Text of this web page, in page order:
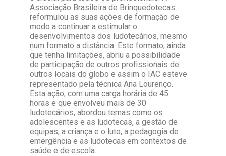
Associação Brasileira de Brinquedotecas
reformulou as suas ações de formação de
modo a continuar a estimular o
desenvolvimentos dos ludotecários, mesmo
num formato a distância. Este formato, ainda
que tenha limitações, abriu a possibilidade
de participação de outros profissionais de
outros locais do globo e assim o IAC esteve
representado pela técnica Ana Lourenço.
Esta ação, com uma carga horária de 45
horas e que envolveu mais de 30
ludotecários, abordou temas como os
adolescentes e as ludotecas, a gestão de
equipas, a criança e o luto, a pedagogia de
emergência e as ludotecas em contextos de
saúde e de escola.